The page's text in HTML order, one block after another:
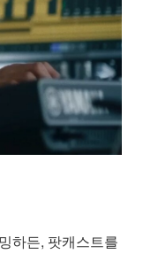
하든, 팟캐스트를